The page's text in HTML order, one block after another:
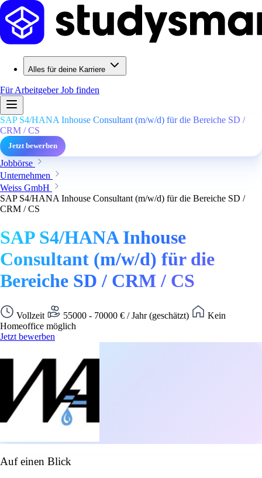
Alles für deine Karriere
Für ArbeitgeberJob finden
SAP S4/HANA Inhouse Consultant (m/w/d) für die Bereiche SD /
CRM / CS
Jetzt bewerben
Jobbörse
Unternehmen
Weiss GmbH
SAP S4/HANA Inhouse Consultant (m/w/d) für die Bereiche SD /
CRM / CS
SAP S4/HANA Inhouse
Consultant (m/w/d) für die
Bereiche SD / CRM / CS
Vollzeit 55000 - 70000 € / Jahr (geschätzt)
Kein
Homeoffice möglich
Jetzt bewerben
Auf einen Blick